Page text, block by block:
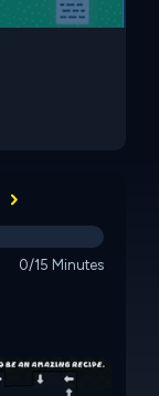
0/15 Minutes